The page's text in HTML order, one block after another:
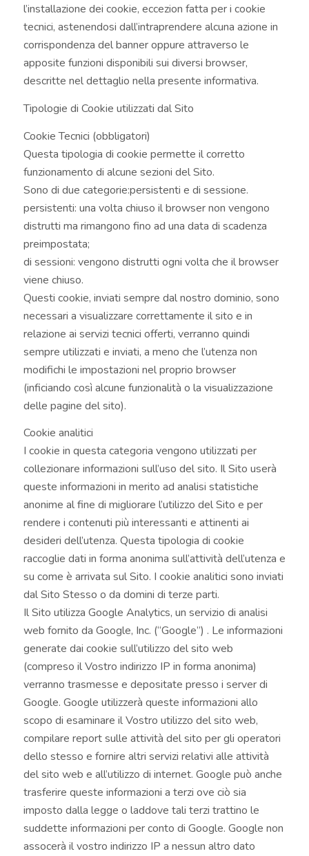
l’installazione dei cookie, eccezion fatta per i cookie
tecnici, astenendosi dall’intraprendere alcuna azione in
corrispondenza del banner oppure attraverso le
apposite funzioni disponibili sui diversi browser,
descritte nel dettaglio nella presente informativa.
Tipologie di Cookie utilizzati dal Sito
Cookie Tecnici (obbligatori)
Questa tipologia di cookie permette il corretto
funzionamento di alcune sezioni del Sito.
Sono di due categorie:persistenti e di sessione.
persistenti: una volta chiuso il browser non vengono
distrutti ma rimangono fino ad una data di scadenza
preimpostata;
di sessioni: vengono distrutti ogni volta che il browser
viene chiuso.
Questi cookie, inviati sempre dal nostro dominio, sono
necessari a visualizzare correttamente il sito e in
relazione ai servizi tecnici offerti, verranno quindi
sempre utilizzati e inviati, a meno che l’utenza non
modifichi le impostazioni nel proprio browser
(inficiando così alcune funzionalità o la visualizzazione
delle pagine del sito).
Cookie analitici
I cookie in questa categoria vengono utilizzati per
collezionare informazioni sull’uso del sito. Il Sito userà
queste informazioni in merito ad analisi statistiche
anonime al fine di migliorare l’utilizzo del Sito e per
rendere i contenuti più interessanti e attinenti ai
desideri dell’utenza. Questa tipologia di cookie
raccoglie dati in forma anonima sull’attività dell’utenza e
su come è arrivata sul Sito. I cookie analitici sono inviati
dal Sito Stesso o da domini di terze parti.
Il Sito utilizza Google Analytics, un servizio di analisi
web fornito da Google, Inc. (“Google”) . Le informazioni
generate dai cookie sull’utilizzo del sito web
(compreso il Vostro indirizzo IP in forma anonima)
verranno trasmesse e depositate presso i server di
Google. Google utilizzerà queste informazioni allo
scopo di esaminare il Vostro utilizzo del sito web,
compilare report sulle attività del sito per gli operatori
dello stesso e fornire altri servizi relativi alle attività
del sito web e all’utilizzo di internet. Google può anche
trasferire queste informazioni a terzi ove ciò sia
imposto dalla legge o laddove tali terzi trattino le
suddette informazioni per conto di Google. Google non
assocerà il vostro indirizzo IP a nessun altro dato